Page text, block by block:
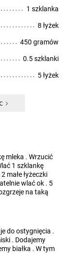
1 szklanka
8 łyżek
450 gramów
0.5 szklanki
5 łyżek
mleka . Wrzucić
1 szklankę
małe łyżeczki
wlać ok . 5
na taką
do ostygnięcia .
. Dodajemy
białka . W tym